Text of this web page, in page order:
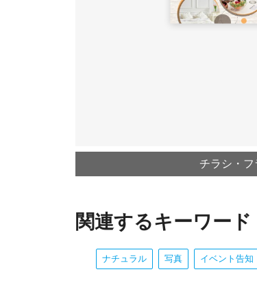
チラシ・
関連するキーワード
ナチュラル 写真 イベント告知